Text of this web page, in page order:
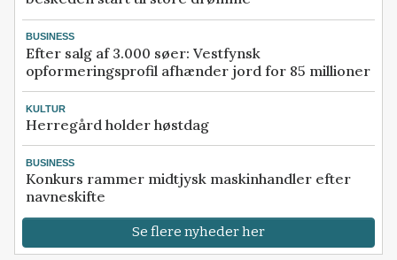
BUSINESS
Efter salg af 3.000 søer: Vestfynsk
opformeringsprofil afhænder jord for 85 millioner
KULTUR
Herregård holder høstdag
BUSINESS
Konkurs rammer midtjysk maskinhandler efter
navneskifte
Se flere nyheder her